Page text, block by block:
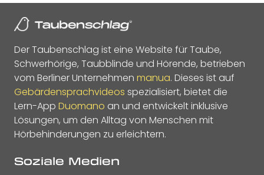
Der Taubenschlag ist eine Website für Taube,
Schwerhörige, Taubblinde und Hörende, betrieben
vom Berliner Unternehmen manua. Dieses ist auf
Gebärdensprachvideos spezialisiert, bietet die
Lern-App Duomano an und entwickelt inklusive
Lösungen, um den Alltag von Menschen mit
Hörbehinderungen zu erleichtern.
Soziale Medien